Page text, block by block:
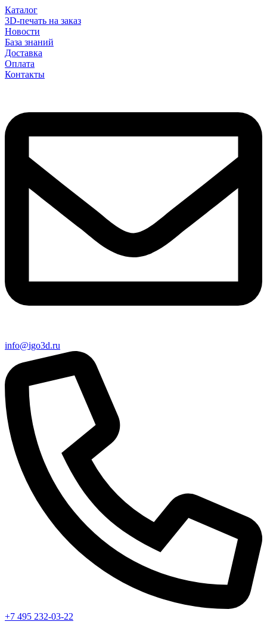
Каталог
3D-печать на заказ
Новости
База знаний
Доставка
Оплата
Контакты
info@igo3d.ru
+7 495 232-03-22